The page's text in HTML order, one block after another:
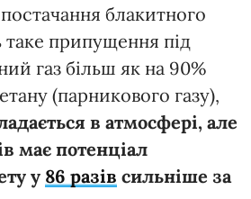
блакитного
таке припущення під
газ більш як на 90%
(парникового газу),
в атмосфері, але
має потенціал
у 86 разів сильніше за